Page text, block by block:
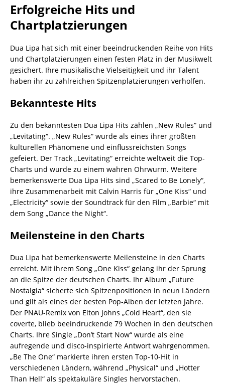
Erfolgreiche Hits und
Chartplatzierungen
Dua Lipa hat sich mit einer beeindruckenden Reihe von Hits
und Chartplatzierungen einen festen Platz in der Musikwelt
gesichert. Ihre musikalische Vielseitigkeit und ihr Talent
haben ihr zu zahlreichen Spitzenplatzierungen verholfen.
Bekannteste Hits
Zu den bekanntesten Dua Lipa Hits zählen „New Rules“ und
„Levitating“. „New Rules“ wurde als eines ihrer größten
kulturellen Phänomene und einflussreichsten Songs
gefeiert. Der Track „Levitating“ erreichte weltweit die Top-
Charts und wurde zu einem wahren Ohrwurm. Weitere
bemerkenswerte Dua Lipa Hits sind „Scared to Be Lonely“,
ihre Zusammenarbeit mit Calvin Harris für „One Kiss“ und
„Electricity“ sowie der Soundtrack für den Film „Barbie“ mit
dem Song „Dance the Night“.
Meilensteine in den Charts
Dua Lipa hat bemerkenswerte Meilensteine in den Charts
erreicht. Mit ihrem Song „One Kiss“ gelang ihr der Sprung
an die Spitze der deutschen Charts. Ihr Album „Future
Nostalgia“ sicherte sich Spitzenpositionen in neun Ländern
und gilt als eines der besten Pop-Alben der letzten Jahre.
Der PNAU-Remix von Elton Johns „Cold Heart“, den sie
coverte, blieb beeindruckende 79 Wochen in den deutschen
Charts. Ihre Single „Don’t Start Now“ wurde als eine
aufregende und disco-inspirierte Antwort wahrgenommen.
„Be The One“ markierte ihren ersten Top-10-Hit in
verschiedenen Ländern, während „Physical“ und „Hotter
Than Hell“ als spektakuläre Singles hervorstachen.